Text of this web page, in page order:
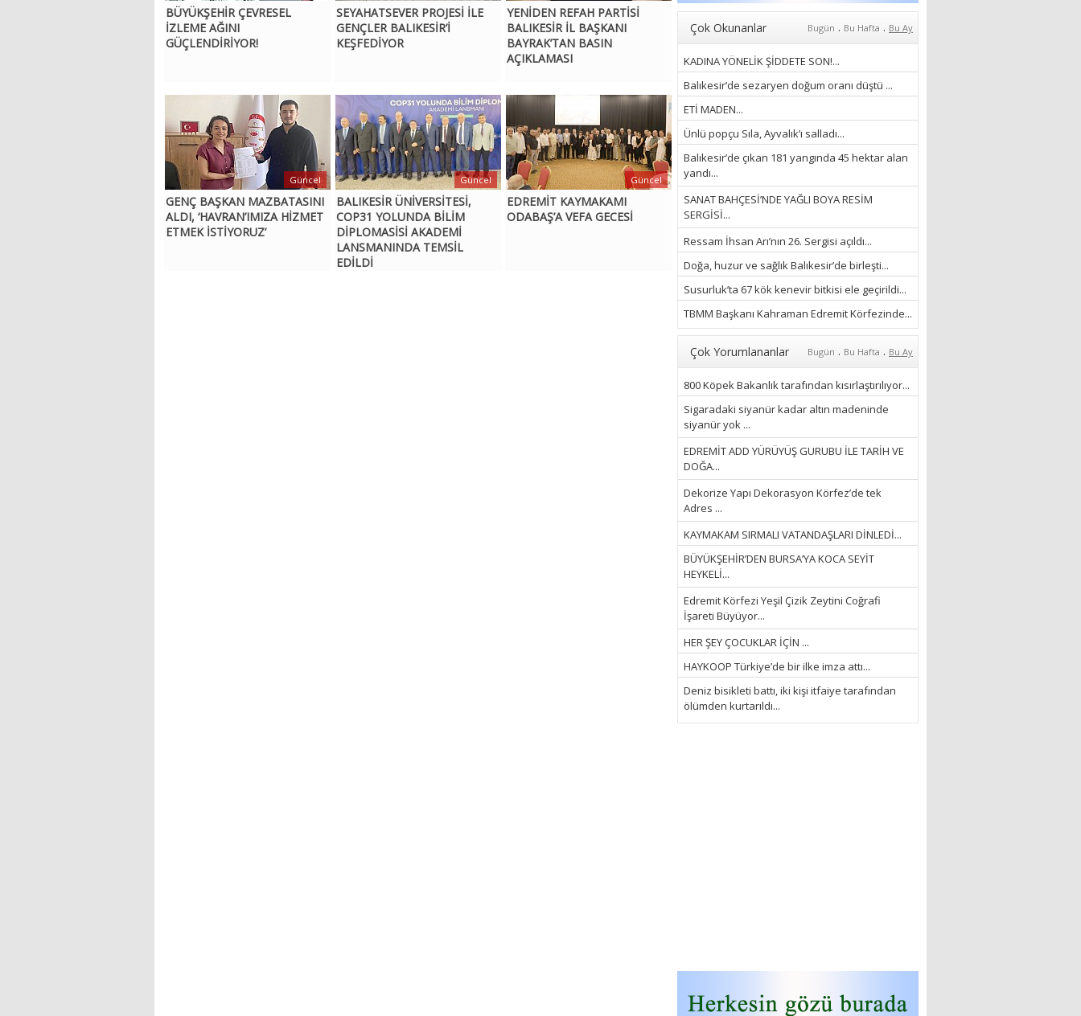
“GELİŞ VE GİDİŞLERİN
ARASINDA...”
07/04/2026
Fatma Zehra Köseley
MUSTAFA KEMALİN
KAĞNISI
07/04/2026
Mehmet Çağ
“BEDEN VE RUH
BÜTÜNLÜĞÜ...”
18/03/2023
İlknur Solmaz Çoban
“DOĞANIN GÜLEÇ
YAĞMURLARINI
ÖZLERKEN…”
23/11/2025
“Ne çok şey oldu
unutulmaması gereken”
28/01/2024
“AKIL GÖZÜ”
Ayşegül Akay
“KURTULDUM”
28/01/2024
Çok Okunanlar Bugün . Bu Hafta . Bu Ay
KADINA YÖNELİK ŞİDDETE SON!...
Balıkesir’de sezaryen doğum oranı düştü ...
ETİ MADEN...
Ünlü popçu Sıla, Ayvalık’ı salladı...
Balıkesir’de çıkan 181 yangında 45 hektar alan
yandı...
SANAT BAHÇESİ’NDE YAĞLI BOYA RESİM
SERGİSİ...
Ressam İhsan Arı’nın 26. Sergisi açıldı...
Doğa, huzur ve sağlık Balıkesir’de birleşti...
Susurluk’ta 67 kök kenevir bitkisi ele geçirildi...
TBMM Başkanı Kahraman Edremit Körfezinde...
Çok Yorumlananlar Bugün . Bu Hafta . Bu Ay
800 Köpek Bakanlık tarafından kısırlaştırılıyor...
Sigaradaki siyanür kadar altın madeninde
siyanür yok ...
EDREMİT ADD YÜRÜYÜŞ GURUBU İLE TARİH VE
DOĞA...
Dekorize Yapı Dekorasyon Körfez’de tek
Adres ...
KAYMAKAM SIRMALI VATANDAŞLARI DİNLEDİ...
BÜYÜKŞEHİR’DEN BURSA’YA KOCA SEYİT
HEYKELİ...
Edremit Körfezi Yeşil Çizik Zeytini Coğrafi
İşareti Büyüyor...
HER ŞEY ÇOCUKLAR İÇİN ...
HAYKOOP Türkiye’de bir ilke imza attı...
Deniz bisikleti battı, iki kişi itfaiye tarafından
ölümden kurtarıldı...
BÜYÜKŞEHİR ÇEVRESEL
İZLEME AĞINI
GÜÇLENDİRİYOR!
SEYAHATSEVER PROJESİ İLE
GENÇLER BALIKESİR’İ
KEŞFEDİYOR
YENİDEN REFAH PARTİSİ
BALIKESİR İL BAŞKANI
BAYRAK’TAN BASIN
AÇIKLAMASI
GENÇ BAŞKAN MAZBATASINI
ALDI, ‘HAVRAN’IMIZA HİZMET
ETMEK İSTİYORUZ’
Güncel
BALIKESİR ÜNİVERSİTESİ,
COP31 YOLUNDA BİLİM
DİPLOMASİSİ AKADEMİ
LANSMANINDA TEMSİL
EDİLDİ
Güncel
EDREMİT KAYMAKAMI
ODABAŞ’A VEFA GECESİ
Güncel